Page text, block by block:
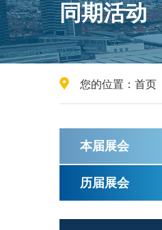
同期活动
您的位置： 首页
本届展会
历届展会